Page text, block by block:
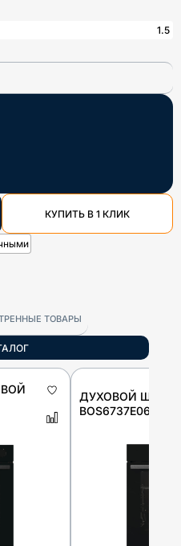
КУПИТЬ В 1 КЛИК
1.5
ТОВАРЫ
ДУХОВОЙ ШКАФ
BOS6737E06FBG